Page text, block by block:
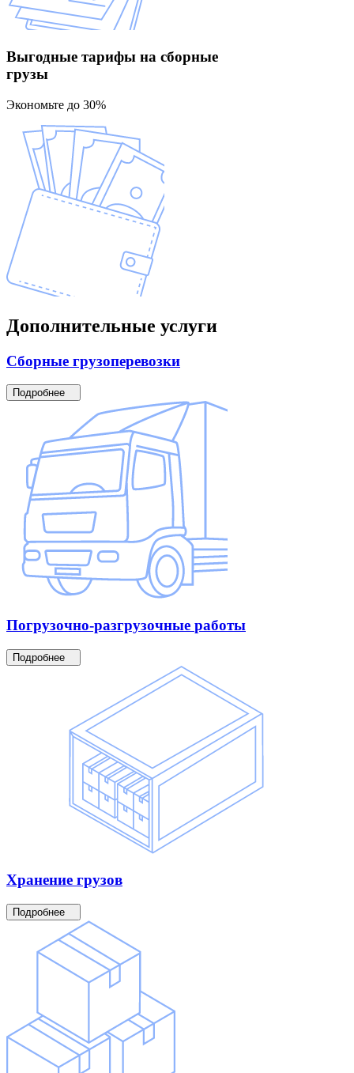
Выгодные тарифы на сборные
грузы
Экономьте до 30%
Дополнительные услуги
Сборные грузоперевозки
Подробнее
Погрузочно-разгрузочные работы
Подробнее
Хранение грузов
Подробнее